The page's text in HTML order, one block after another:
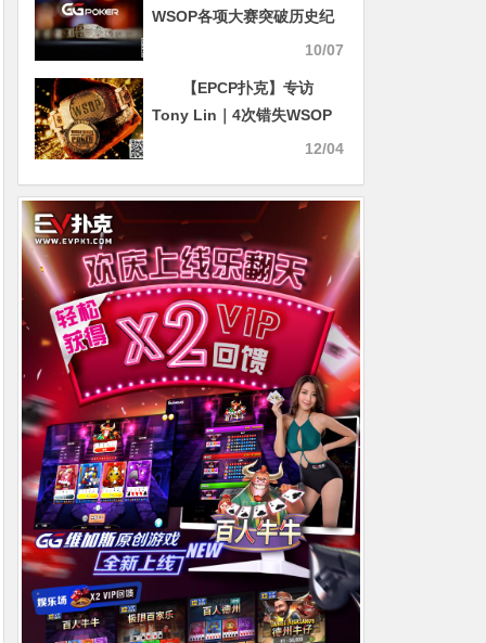
WSOP各项大赛突破历史纪
录，国人专属免费回馈赛周
10/07
【EPCP扑克】专访
Tony Lin｜4次错失WSOP
金手链，却成为扑克生涯的
12/04